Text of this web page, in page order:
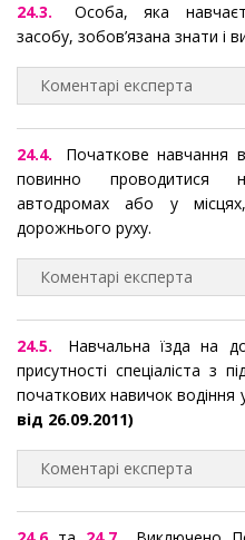
24.3.
Особа, яка
засобу, зобов’язана знати і
Коментарі експерта
24.4.
Початкове навчання
повинно проводитися
автодромах або у
дорожнього руху.
Коментарі експерта
24.5.
Навчальна їзда на
присутності спеціаліста з
початкових навичок водіння
від 26.09.2011)
Коментарі експерта